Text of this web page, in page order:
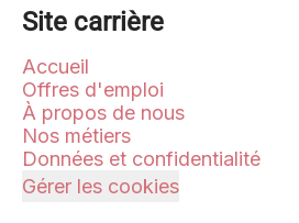
Site carrière
Accueil
Offres d'emploi
À propos de nous
Nos métiers
Données et confidentialité
Gérer les cookies